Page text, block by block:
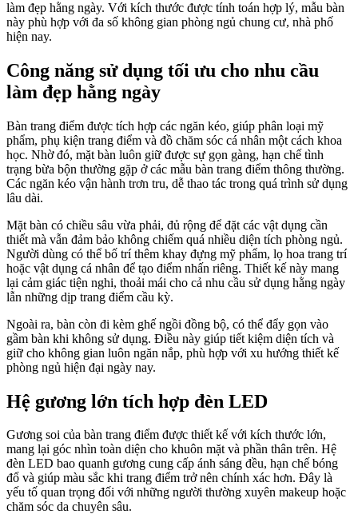
làm đẹp hằng ngày. Với kích thước được tính toán hợp lý, mẫu bàn
này phù hợp với đa số không gian phòng ngủ chung cư, nhà phố
hiện nay.
Công năng sử dụng tối ưu cho nhu cầu
làm đẹp hằng ngày
Bàn trang điểm được tích hợp các ngăn kéo, giúp phân loại mỹ
phẩm, phụ kiện trang điểm và đồ chăm sóc cá nhân một cách khoa
học. Nhờ đó, mặt bàn luôn giữ được sự gọn gàng, hạn chế tình
trạng bừa bộn thường gặp ở các mẫu bàn trang điểm thông thường.
Các ngăn kéo vận hành trơn tru, dễ thao tác trong quá trình sử dụng
lâu dài.
Mặt bàn có chiều sâu vừa phải, đủ rộng để đặt các vật dụng cần
thiết mà vẫn đảm bảo không chiếm quá nhiều diện tích phòng ngủ.
Người dùng có thể bố trí thêm khay đựng mỹ phẩm, lọ hoa trang trí
hoặc vật dụng cá nhân để tạo điểm nhấn riêng. Thiết kế này mang
lại cảm giác tiện nghi, thoải mái cho cả nhu cầu sử dụng hằng ngày
lẫn những dịp trang điểm cầu kỳ.
Ngoài ra, bàn còn đi kèm ghế ngồi đồng bộ, có thể đẩy gọn vào
gầm bàn khi không sử dụng. Điều này giúp tiết kiệm diện tích và
giữ cho không gian luôn ngăn nắp, phù hợp với xu hướng thiết kế
phòng ngủ hiện đại ngày nay.
Hệ gương lớn tích hợp đèn LED
Gương soi của bàn trang điểm được thiết kế với kích thước lớn,
mang lại góc nhìn toàn diện cho khuôn mặt và phần thân trên. Hệ
đèn LED bao quanh gương cung cấp ánh sáng đều, hạn chế bóng
đổ và giúp màu sắc khi trang điểm trở nên chính xác hơn. Đây là
yếu tố quan trọng đối với những người thường xuyên makeup hoặc
chăm sóc da chuyên sâu.